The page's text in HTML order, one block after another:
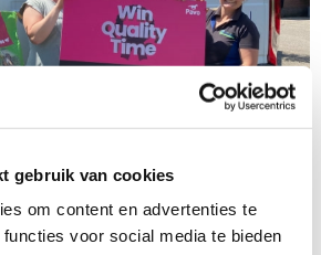
gebruik van cookies
om content en advertenties te
voor social media te bieden
aan Quality
aan de Quality Time-